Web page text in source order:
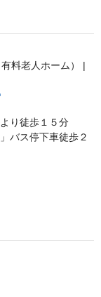
り徒歩１５分
バス停下車徒歩２